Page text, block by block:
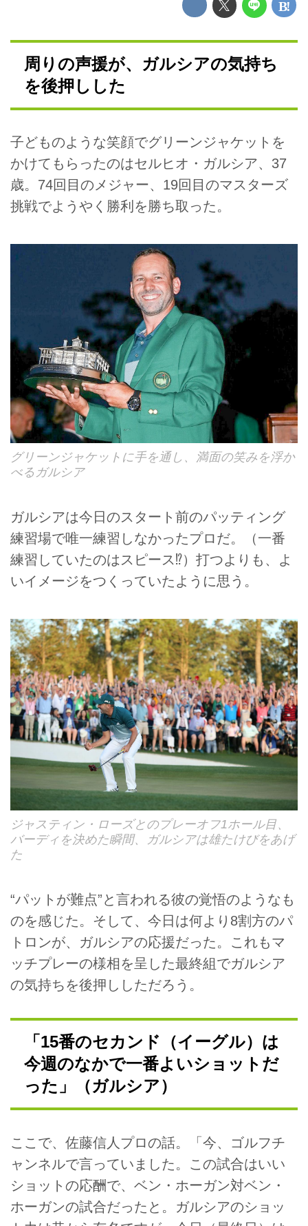
周りの声援が、ガルシアの気持ち
を後押しした
子どものような笑顔でグリーンジャケットを
かけてもらったのはセルヒオ・ガルシア、37
歳。74回目のメジャー、19回目のマスターズ
挑戦でようやく勝利を勝ち取った。
グリーンジャケットに手を通し、満面の笑みを浮か
べるガルシア
ガルシアは今日のスタート前のパッティング
練習場で唯一練習しなかったプロだ。（一番
練習していたのはスピース⁉）打つよりも、よ
いイメージをつくっていたように思う。
ジャスティン・ローズとのプレーオフ1ホール目、
バーディを決めた瞬間、ガルシアは雄たけびをあげ
た
“パットが難点”と言われる彼の覚悟のようなも
のを感じた。そして、今日は何より8割方のパ
トロンが、ガルシアの応援だった。これもマ
ッチプレーの様相を呈した最終組でガルシア
の気持ちを後押ししただろう。
「15番のセカンド（イーグル）は
今週のなかで一番よいショットだ
った」（ガルシア）
ここで、佐藤信人プロの話。「今、ゴルフチ
ャンネルで言っていました。この試合はいい
ショットの応酬で、ベン・ホーガン対ベン・
ホーガンの試合だったと。ガルシアのショッ